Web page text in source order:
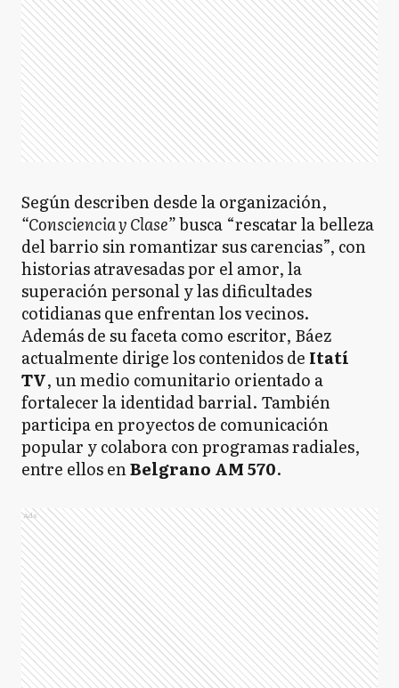
Según describen desde la organización,
“Consciencia y Clase”busca “rescatar la belleza
del barrio sin romantizar sus carencias”, con
historias atravesadas por el amor, la
superación personal y las dificultades
cotidianas que enfrentan los vecinos.
Además de su faceta como escritor, Báez
actualmente dirige los contenidos de Itatí
TV, un medio comunitario orientado a
fortalecer la identidad barrial. También
participa en proyectos de comunicación
popular y colabora con programas radiales,
entre ellos enBelgrano AM 570.
Ads